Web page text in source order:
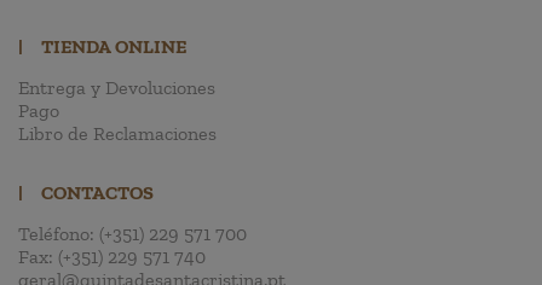
|
TIENDA ONLINE
Entrega y Devoluciones
Pago
Libro de Reclamaciones
|
CONTACTOS
Teléfono: (+351) 229 571 700
Fax: (+351) 229 571 740
geral@quintadesantacristina.pt